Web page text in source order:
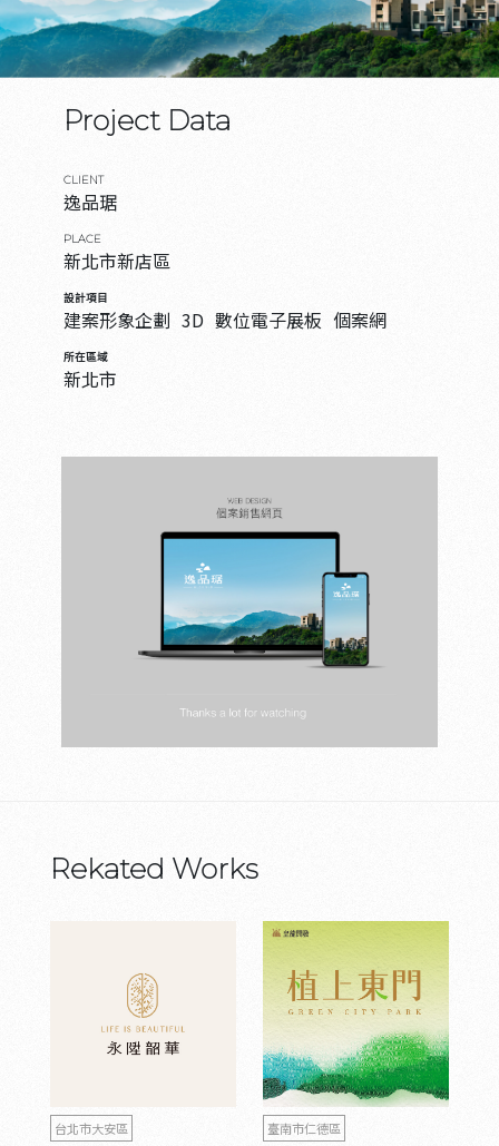
Project Data
CLIENT
逸品琚
PLACE
新北市新店區
設計項目
建案形象企劃 3D 數位電子展板 個案網
所在區域
新北市
Rekated Works
台北市大安區 臺南市仁德區